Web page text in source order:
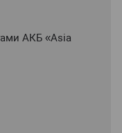
АКБ «Asia